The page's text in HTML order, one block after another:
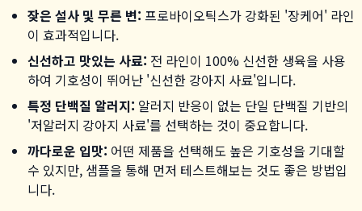
잦은 설사 및 무른 변: 프로바이오틱스가 강화된 '장케어' 라인
이 효과적입니다.
신선하고 맛있는 사료: 전 라인이 100% 신선한 생육을 사용
하여 기호성이 뛰어난 '신선한 강아지 사료'입니다.
특정 단백질 알러지: 알러지 반응이 없는 단일 단백질 기반의
'저알러지 강아지 사료'를 선택하는 것이 중요합니다.
까다로운 입맛: 어떤 제품을 선택해도 높은 기호성을 기대할
수 있지만, 샘플을 통해 먼저 테스트해보는 것도 좋은 방법입
니다.